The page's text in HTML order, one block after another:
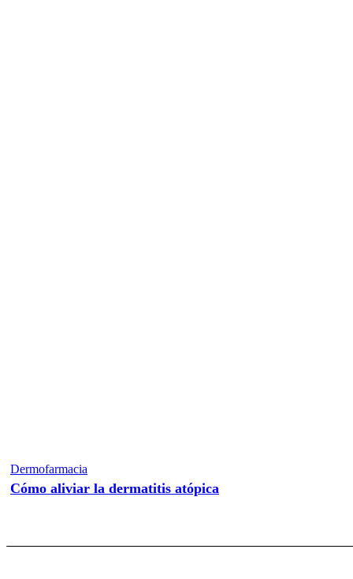
Dermofarmacia
Cómo aliviar la dermatitis atópica